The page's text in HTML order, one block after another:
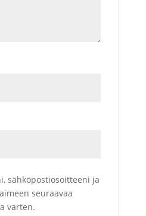
sähköpostiosoitteeni ja
seuraavaa
varten.